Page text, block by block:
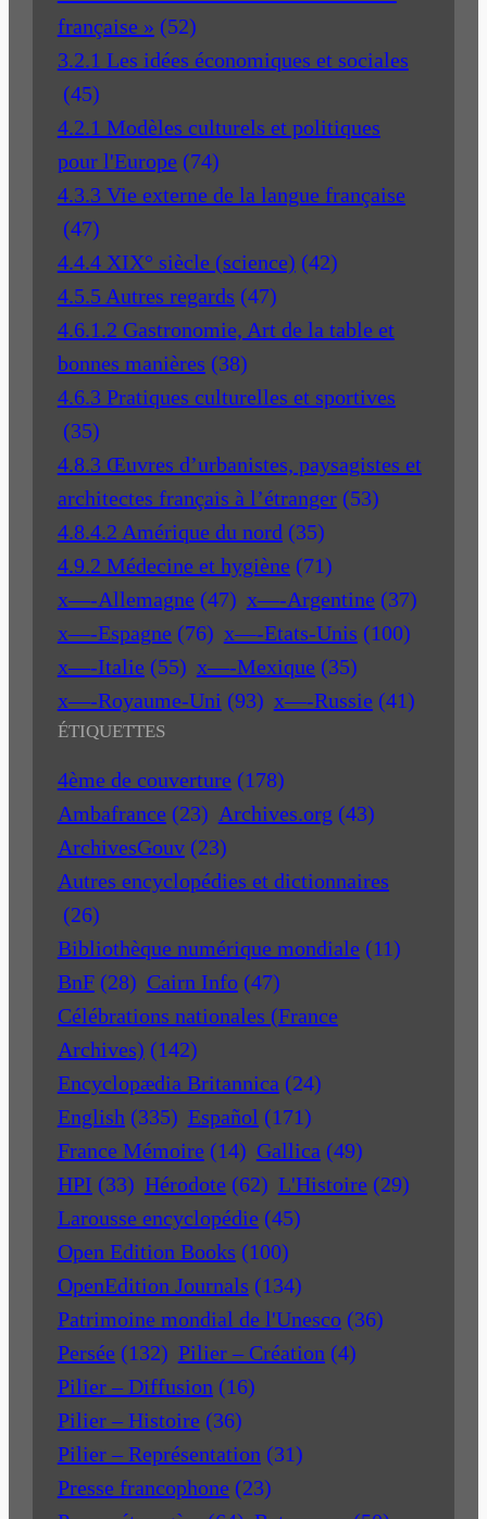
française » (52)
3.2.1 Les idées économiques et sociales
(45)
4.2.1 Modèles culturels et politiques
pour l'Europe (74)
4.3.3 Vie externe de la langue française
(47)
4.4.4 XIX° siècle (science) (42)
4.5.5 Autres regards (47)
4.6.1.2 Gastronomie, Art de la table et
bonnes manières (38)
4.6.3 Pratiques culturelles et sportives
(35)
4.8.3 Œuvres d’urbanistes, paysagistes et
architectes français à l’étranger (53)
4.8.4.2 Amérique du nord (35)
4.9.2 Médecine et hygiène (71)
x—-Allemagne (47) x—-Argentine (37)
x—-Espagne (76) x—-Etats-Unis (100)
x—-Italie (55) x—-Mexique (35)
x—-Royaume-Uni (93) x—-Russie (41)
ÉTIQUETTES
4ème de couverture (178)
Ambafrance (23) Archives.org (43)
ArchivesGouv (23)
Autres encyclopédies et dictionnaires
(26)
Bibliothèque numérique mondiale (11)
BnF (28) Cairn Info (47)
Célébrations nationales (France
Archives) (142)
Encyclopædia Britannica (24)
English (335) Español (171)
France Mémoire (14) Gallica (49)
HPI (33) Hérodote (62) L'Histoire (29)
Larousse encyclopédie (45)
Open Edition Books (100)
OpenEdition Journals (134)
Patrimoine mondial de l'Unesco (36)
Persée (132) Pilier – Création (4)
Pilier – Diffusion (16)
Pilier – Histoire (36)
Pilier – Représentation (31)
Presse francophone (23)